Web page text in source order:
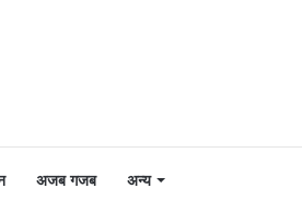
अजब गजब अन्य